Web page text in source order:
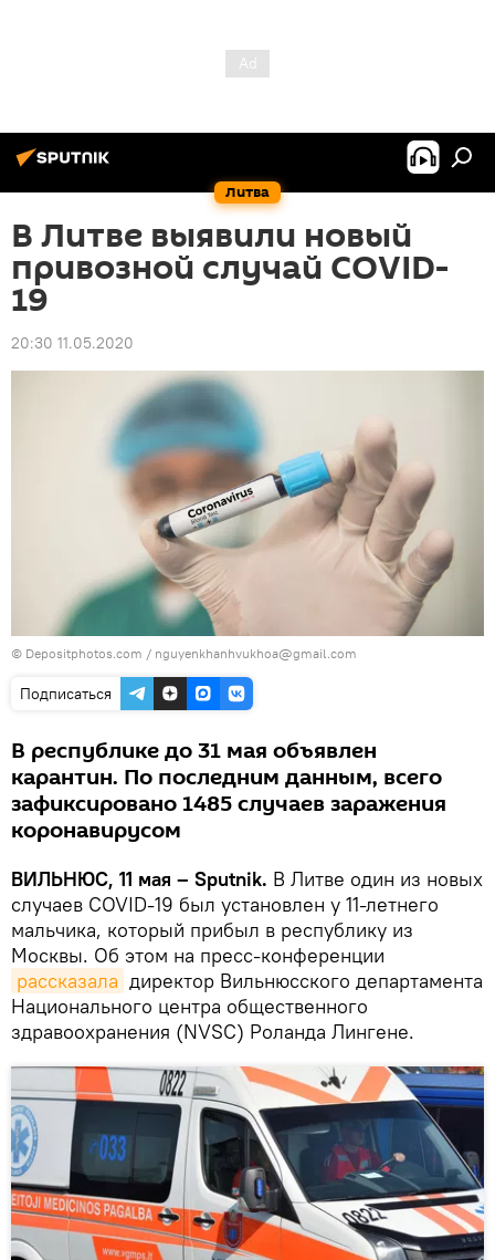
Литва
В Литве выявили новый
привозной случай COVID-
19
20:30 11.05.2020
© Depositphotos.com / nguyenkhanhvukhoa@gmail.com
Подписаться
В республике до 31 мая объявлен
карантин. По последним данным, всего
зафиксировано 1485 случаев заражения
коронавирусом
ВИЛЬНЮС, 11 мая – Sputnik. В Литве один из новых
случаев COVID-19 был установлен у 11-летнего
мальчика, который прибыл в республику из
Москвы. Об этом на пресс-конференции
рассказала директор Вильнюсского департамента
Национального центра общественного
здравоохранения (NVSC) Роланда Лингене.